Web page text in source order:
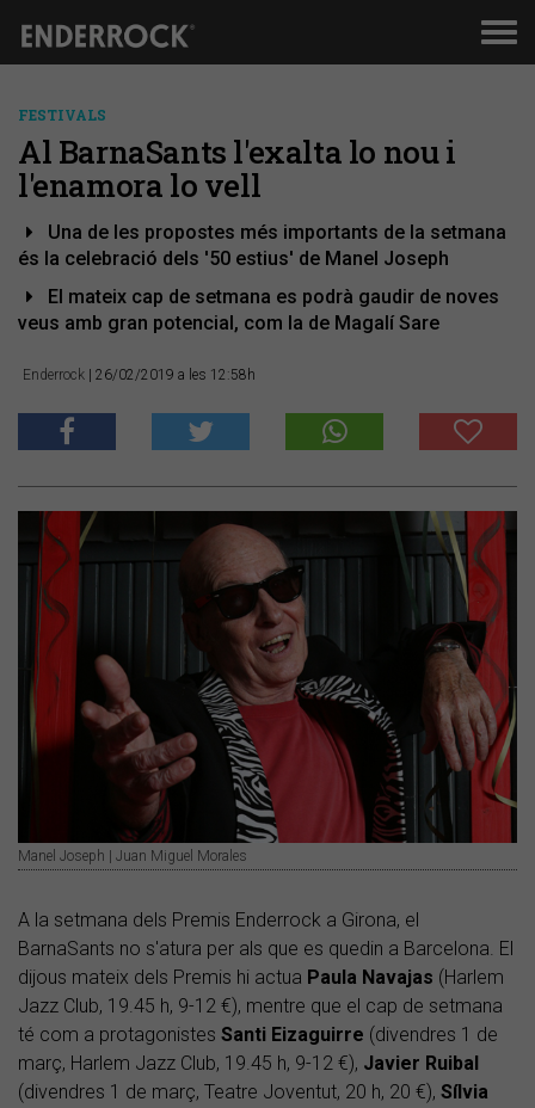
FESTIVALS
Al BarnaSants l'exalta lo nou i
l'enamora lo vell
Una de les propostes més importants de la setmana
és la celebració dels '50 estius' de Manel Joseph
El mateix cap de setmana es podrà gaudir de noves
veus amb gran potencial, com la de Magalí Sare
Enderrock | 26/02/2019 a les 12:58h
Manel Joseph | Juan Miguel Morales
A la setmana dels Premis Enderrock a Girona, el
BarnaSants no s'atura per als que es quedin a Barcelona. El
dijous mateix dels Premis hi actua Paula Navajas (Harlem
Jazz Club, 19.45 h, 9-12 €), mentre que el cap de setmana
té com a protagonistes Santi Eizaguirre (divendres 1 de
març, Harlem Jazz Club, 19.45 h, 9-12 €), Javier Ruibal
(divendres 1 de març, Teatre Joventut, 20 h, 20 €), Sílvia